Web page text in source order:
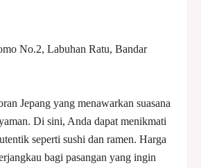
No.2, Labuhan Ratu, Bandar
Jepang yang menawarkan suasana
Di sini, Anda dapat menikmati
seperti sushi dan ramen. Harga
bagi pasangan yang ingin